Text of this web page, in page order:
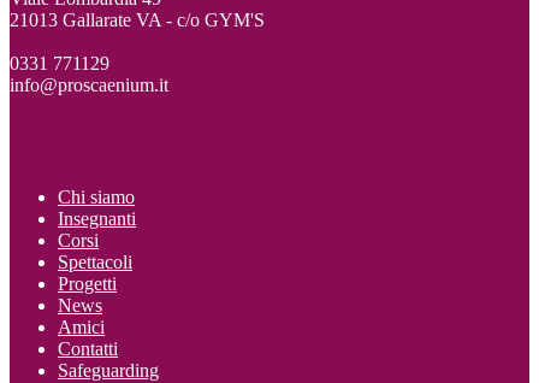
21013 Gallarate VA - c/o GYM'S
0331 771129
info@proscaenium.it
Chi siamo
Insegnanti
Corsi
Spettacoli
Progetti
News
Amici
Contatti
Safeguarding